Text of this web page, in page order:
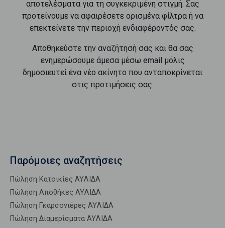
αποτελέσματα για τη συγκεκριμένη στιγμή. Σας
προτείνουμε να αφαιρέσετε ορισμένα φίλτρα ή να
επεκτείνετε την περιοχή ενδιαφέροντός σας.
Αποθηκεύστε την αναζήτησή σας και θα σας
ενημερώσουμε άμεσα μέσω email μόλις
δημοσιευτεί ένα νέο ακίνητο που ανταποκρίνεται
στις προτιμήσεις σας.
Παρόμοιες αναζητήσεις
Πώληση Κατοικίες ΑΥΛΙΔΑ
Πώληση Αποθήκες ΑΥΛΙΔΑ
Πώληση Γκαρσονιέρες ΑΥΛΙΔΑ
Πώληση Διαμερίσματα ΑΥΛΙΔΑ